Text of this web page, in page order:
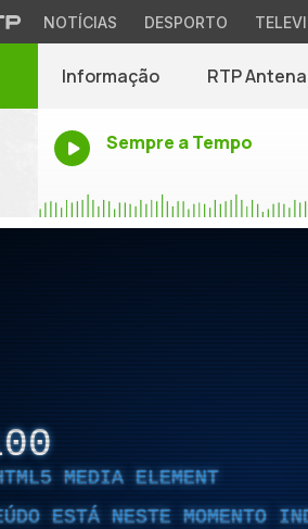
NOTÍCIAS DESPORTO
Informação RTP
Sempre a Tempo
MEDIA ELEMENT
ESTÁ NESTE MOMENTO